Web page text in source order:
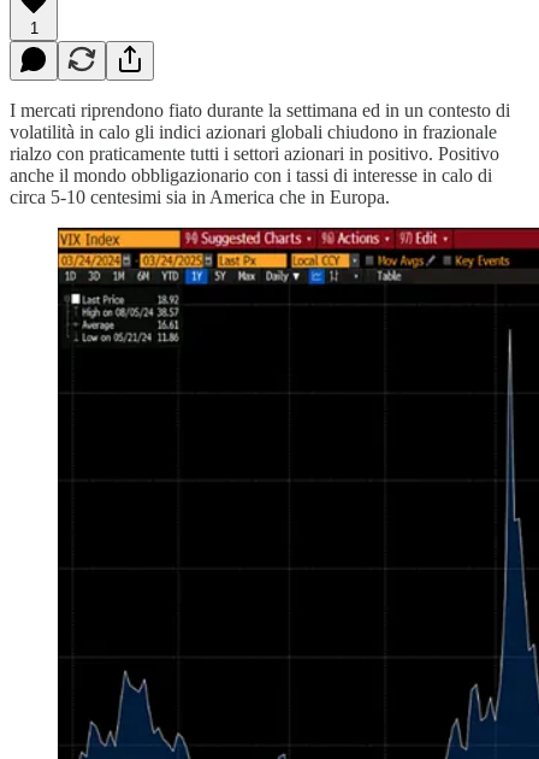
1
I mercati riprendono fiato durante la settimana ed in un contesto di
volatilità in calo gli indici azionari globali chiudono in frazionale
rialzo con praticamente tutti i settori azionari in positivo. Positivo
anche il mondo obbligazionario con i tassi di interesse in calo di
circa 5-10 centesimi sia in America che in Europa.